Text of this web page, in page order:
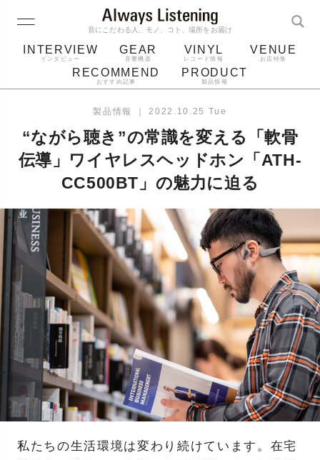
音にこだわる人、モノ、コト、場所をお届け
INTERVIEW
インタビュー
GEAR
音響機器
VINYL
レコード情報
VENUE
お店特集
RECOMMEND
おすすめ記事
PRODUCT
製品情報
ジャケット bluetooth アルバム
レコード針
製品情報 ｜ 2022.10.25 Tue
“ながら聴き”の常識を変える「軟骨
伝導」ワイヤレスヘッドホン「ATH-
CC500BT」の魅力に迫る
私たちの生活環境は変わり続けています。在宅